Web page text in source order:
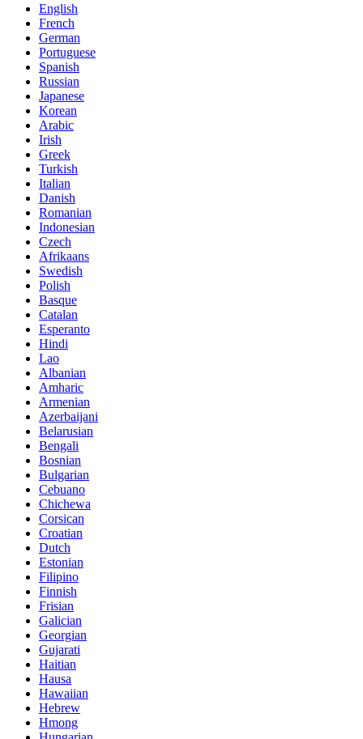
English
French
German
Portuguese
Spanish
Russian
Japanese
Korean
Arabic
Irish
Greek
Turkish
Italian
Danish
Romanian
Indonesian
Czech
Afrikaans
Swedish
Polish
Basque
Catalan
Esperanto
Hindi
Lao
Albanian
Amharic
Armenian
Azerbaijani
Belarusian
Bengali
Bosnian
Bulgarian
Cebuano
Chichewa
Corsican
Croatian
Dutch
Estonian
Filipino
Finnish
Frisian
Galician
Georgian
Gujarati
Haitian
Hausa
Hawaiian
Hebrew
Hmong